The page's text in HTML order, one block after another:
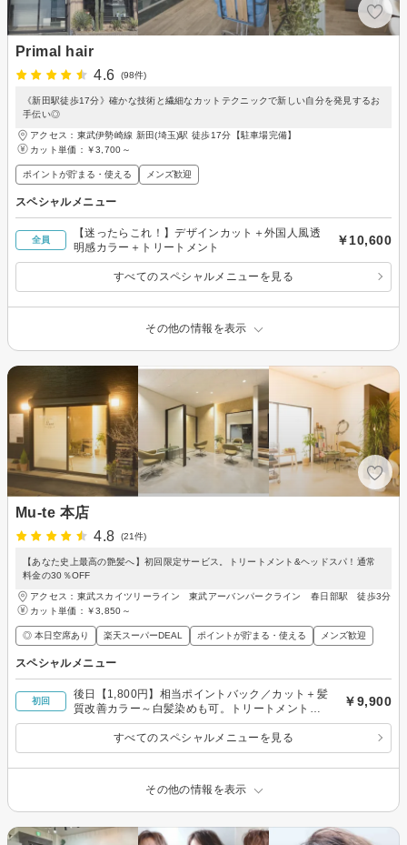
Primal hair
4.6
(98件)
《新田駅徒歩17分》確かな技術と繊細なカットテクニックで新しい自分を発見するお
手伝い◎
アクセス：東武伊勢崎線 新田(埼玉)駅 徒歩17分【駐車場完備】
カット単価： ￥3,700～
ポイントが貯まる・使える メンズ歓迎
スペシャルメニュー
全員
【迷ったらこれ！】デザインカット＋外国人風透
明感カラー＋トリートメント
￥10,600
すべてのスペシャルメニューを見る
その他の情報を表示
Mu-te 本店
4.8
(21件)
【あなた史上最高の艶髪へ】初回限定サービス。トリートメント&ヘッドスパ！通常
料金の30％OFF
アクセス：東武スカイツリーライン 東武アーバンパークライン 春日部駅 徒歩3分
カット単価： ￥3,850～
◎ 本日空席あり 楽天スーパーDEAL ポイントが貯まる・使える メンズ歓迎
スペシャルメニュー
初回
後日【1,800円】相当ポイントバック／カット＋髪
質改善カラー～白髪染めも可。トリートメント&
ヘッドスパ通常料金の30%オフで追加出来ます
￥9,900
すべてのスペシャルメニューを見る
その他の情報を表示